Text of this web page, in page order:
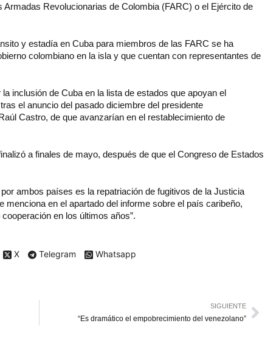
Revolucionarias de Colombia (FARC) o el Ejército de
y estadía en Cuba para miembros de las FARC se ha
colombiano en la isla y que cuentan con representantes de
inclusión de Cuba en la lista de estados que apoyan el
el anuncio del pasado diciembre del presidente
Castro, de que avanzarían en el restablecimiento de
a finales de mayo, después de que el Congreso de Estados
ambos países es la repatriación de fugitivos de la Justicia
menciona en el apartado del informe sobre el país caribeño,
en los últimos años”.
X Telegram Whatsapp
SIGUIENTE
“Es dramático el empobrecimiento del venezolano”